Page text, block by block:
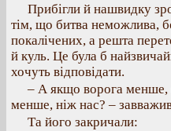
Прибігли й нашвидку
тім, що битва неможлива,
покалічених, а решта
й куль. Це була б
хочуть відповідати.
– А якщо ворога менше,
менше, ніж нас? –
Та його закричали: